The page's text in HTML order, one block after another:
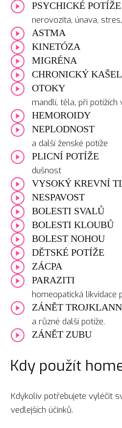
PSYCHICKÉ POTÍŽE
nerovozita, únava,
ASTMA
KINETÓZA
MIGRÉNA
CHRONICKÝ KAŠEL
OTOKY
mandlí, těla, při potížích
HEMOROIDY
NEPLODNOST
a další ženské potíže
PLICNÍ POTÍŽE
dušnost
VYSOKÝ KREVNÍ
NESPAVOST
BOLESTI SVALŮ
BOLESTI KLOUBŮ
BOLEST NOHOU
DĚTSKÉ POTÍŽE
ZÁCPA
PARAZITI
homeopatická likvidace
ZÁNĚT
a různé další potíže.
ZÁNĚT ZUBU
Kdy použít
Kdykoliv potřebujete vyléčit
vedlejších účinků.